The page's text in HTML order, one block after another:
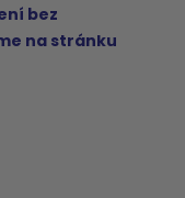
bez
na stránku